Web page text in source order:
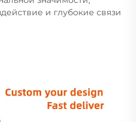
и глубокие связи